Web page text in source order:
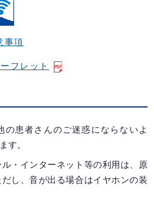
事項
フレット
の患者さんのご迷惑にならないよ
す。
・インターネット等の利用は、原
し、音が出る場合はイヤホンの装